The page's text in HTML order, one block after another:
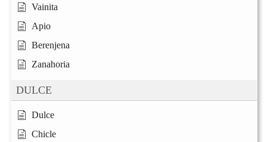
Vainita
Apio
Berenjena
Zanahoria
DULCE
Dulce
Chicle